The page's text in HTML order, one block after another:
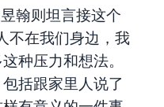
翰则坦言接这个
不在我们身边，我
种压力和想法。
括跟家里人说了